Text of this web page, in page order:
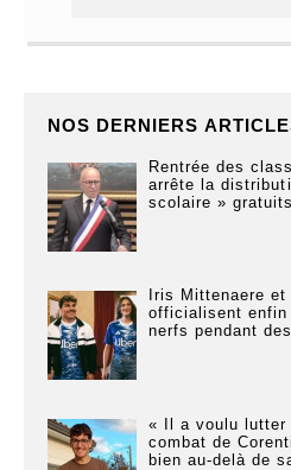
NOS DERNIERS
Rentrée des
arrête la
scolaire » gratuits
Iris Mittenaere
officialisent
nerfs pendant
« Il a voulu lutter
combat de
bien au-delà de